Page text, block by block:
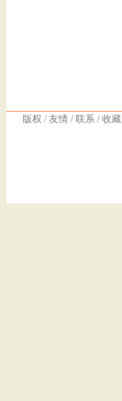
版权 /友情 /联系 /收藏